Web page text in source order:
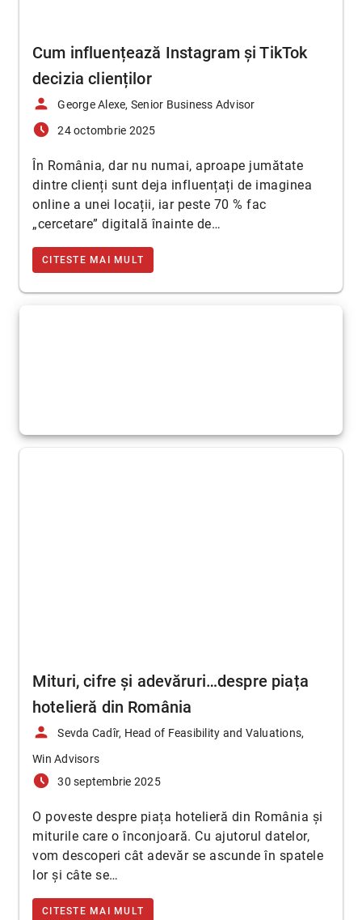
Cum influențează Instagram și TikTok
decizia clienților
person George Alexe, Senior Business Advisor
access_time_filled 24 octombrie 2025
În România, dar nu numai, aproape jumătate
dintre clienți sunt deja influențați de imaginea
online a unei locații, iar peste 70 % fac
„cercetare” digitală înainte de…
CITESTE MAI MULT
Mituri, cifre și adevăruri…despre piața
hotelieră din România
person
Sevda Cadîr, Head of Feasibility and Valuations,
Win Advisors
access_time_filled 30 septembrie 2025
O poveste despre piața hotelieră din România și
miturile care o înconjoară. Cu ajutorul datelor,
vom descoperi cât adevăr se ascunde în spatele
lor și câte se…
CITESTE MAI MULT